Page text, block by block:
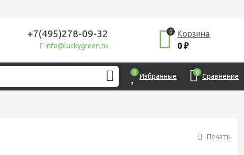
+7(495)278-09-32
info@luckygreen.ru
0
Корзина
0 ₽
0 Избранные 0 Сравнение
Печать